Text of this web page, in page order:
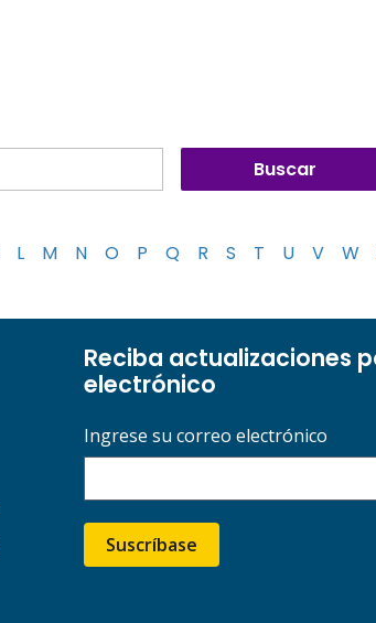
L M N O P Q R S T U V W
Reciba actualizaciones
electrónico
Ingrese su correo electrónico
Suscríbase